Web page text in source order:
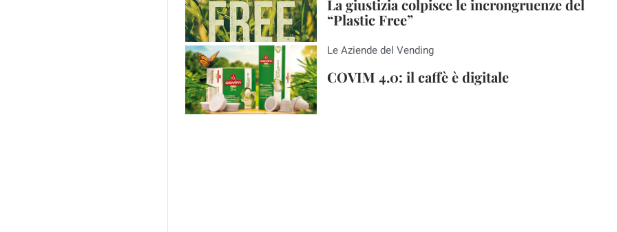
La giustizia colpisce le incrongruenze del
“Plastic Free”
Le Aziende del Vending
COVIM 4.0: il caffè è digitale